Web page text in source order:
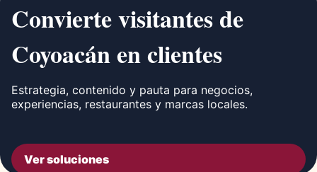
Convierte visitantes de
Coyoacán en clientes
Estrategia, contenido y pauta para negocios,
experiencias, restaurantes y marcas locales.
Ver soluciones